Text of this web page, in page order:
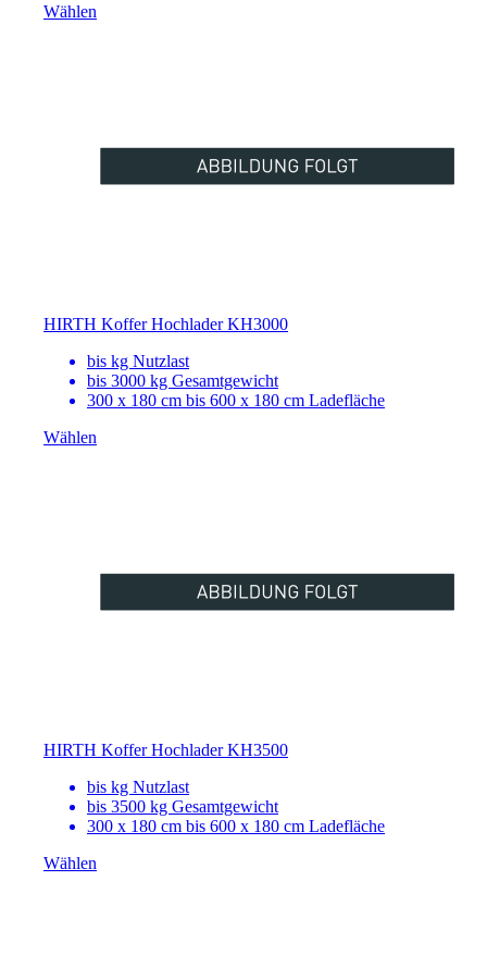
Wählen
HIRTH Koffer Hochlader KH3000
bis kg Nutzlast
bis 3000 kg Gesamtgewicht
300 x 180 cm bis 600 x 180 cm Ladefläche
Wählen
HIRTH Koffer Hochlader KH3500
bis kg Nutzlast
bis 3500 kg Gesamtgewicht
300 x 180 cm bis 600 x 180 cm Ladefläche
Wählen